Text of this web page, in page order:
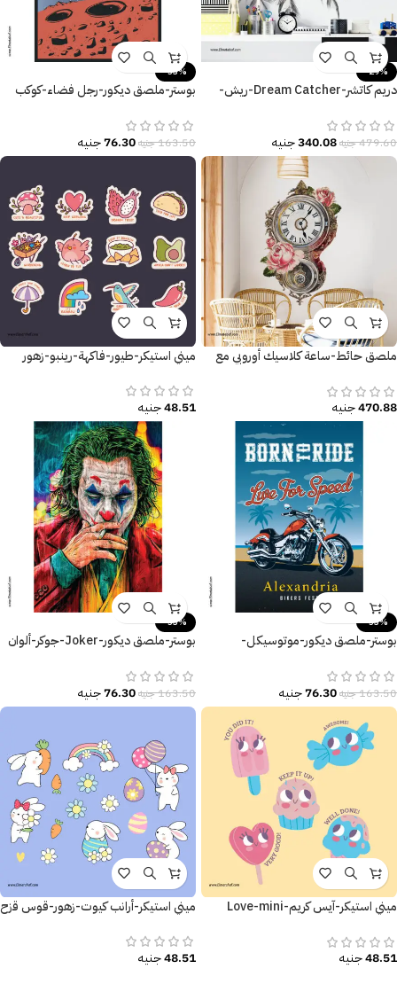
-29%
دريم كاتشر-Dream Catcher-ريش-
479.60جنيه340.08جنيه
-53%
بوستر-ملصق ديكور-رجل فضاء-كوكب
163.50جنيه76.30جنيه
ملصق حائط-ساعة كلاسيك أوروبي مع
470.88جنيه
ميني استيكر-طيور-فاكهة-رينبو-زهور
48.51جنيه
-53%
بوستر-ملصق ديكور-موتوسيكل-
163.50جنيه76.30جنيه
-53%
بوستر-ملصق ديكور-Joker-جوكر-ألوان
163.50جنيه76.30جنيه
ميني استيكر-آيس كريم-Love-mini
48.51جنيه
ميني استيكر-أرانب كيوت-زهور-قوس قزح
48.51جنيه